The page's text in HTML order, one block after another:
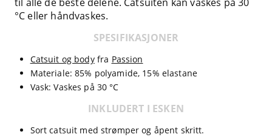
°C eller håndvaskes.
SPESIFIKASJONER
Catsuit og bodyfra Passion
Materiale: 85% polyamide, 15% elastane
Vask: Vaskes på 30 °C
INKLUDERT I ESKEN
Sort catsuit med strømper og åpent skritt.